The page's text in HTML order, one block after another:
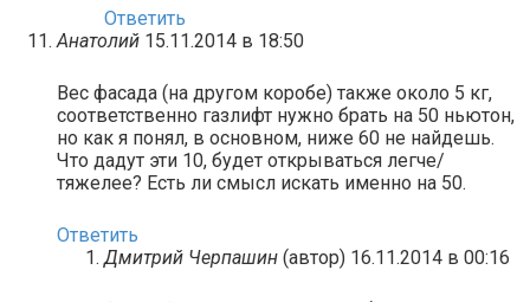
Ответить
Анатолий 15.11.2014 в 18:50
Вес фасада (на другом коробе) также около 5 кг,
соответственно газлифт нужно брать на 50 ньютон,
но как я понял, в основном, ниже 60 не найдешь.
Что дадут эти 10, будет открываться легче/
тяжелее? Есть ли смысл искать именно на 50.
Ответить
Дмитрий Черпашин (автор) 16.11.2014 в 00:16